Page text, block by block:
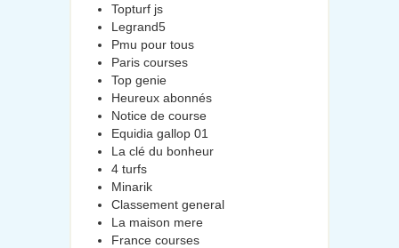
Topturf js
Legrand5
Pmu pour tous
Paris courses
Top genie
Heureux abonnés
Notice de course
Equidia gallop 01
La clé du bonheur
4 turfs
Minarik
Classement general
La maison mere
France courses